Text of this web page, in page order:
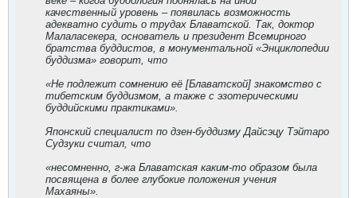
качественный уровень – появилась возможность
адекватно судить о трудах Блаватской. Так, доктор
Малаласекера, основатель и президент Всемирного
братства буддистов, в монументальной «Энциклопедии
буддизма» говорит, что
«Не подлежит сомнению её [Блаватской] знакомство с
тибетским буддизмом, а также с эзотерическими
буддийскими практиками».
Японский специалист по дзен-буддизму Дайсэцу Тэйтаро
Судзуки считал, что
«несомненно, г-жа Блаватская каким-то образом была
посвящена в более глубокие положения учения
Махаяны».